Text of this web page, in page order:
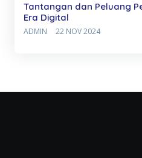
Tantangan dan Peluang
Era Digital
ADMIN 22 NOV 2024